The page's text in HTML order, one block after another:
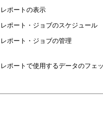
レポートの表示
レポート・ジョブのスケジュール
レポート・ジョブの管理
レポートで使用するデータのフェ